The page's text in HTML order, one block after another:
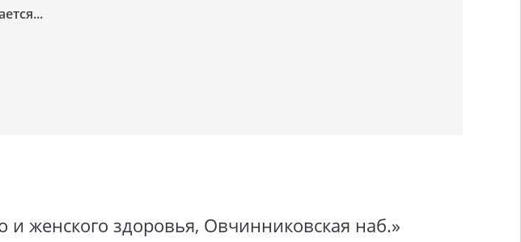
женского здоровья, Овчинниковская наб.»